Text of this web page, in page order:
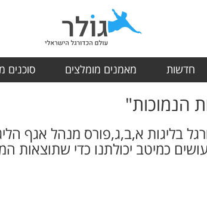
חדשות מאמנים מומלצים סוכנים
הנמוכות"
בליגות א,ב,ג,פורס מנהל אגף
כמיטב יכולתנו כדי